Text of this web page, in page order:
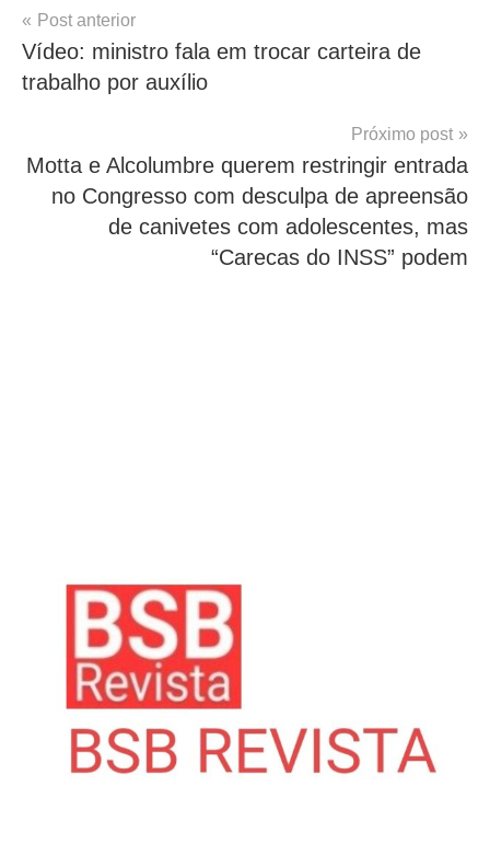
Navegação
de
Post
Post anterior
Vídeo: ministro fala em trocar carteira de
trabalho por auxílio
Próximo post
Motta e Alcolumbre querem restringir entrada
no Congresso com desculpa de apreensão
de canivetes com adolescentes, mas
“Carecas do INSS” podem